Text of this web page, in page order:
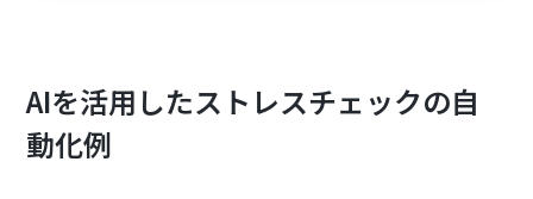
AIを活用したストレスチェックの自
動化例